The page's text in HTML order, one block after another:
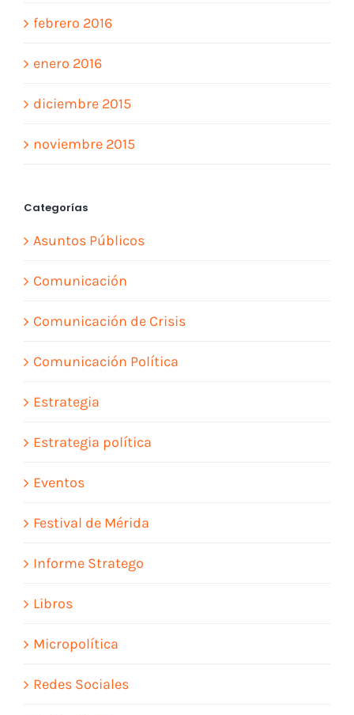
febrero 2016
enero 2016
diciembre 2015
noviembre 2015
Categorías
Asuntos Públicos
Comunicación
Comunicación de Crisis
Comunicación Política
Estrategia
Estrategia política
Eventos
Festival de Mérida
Informe Stratego
Libros
Micropolítica
Redes Sociales